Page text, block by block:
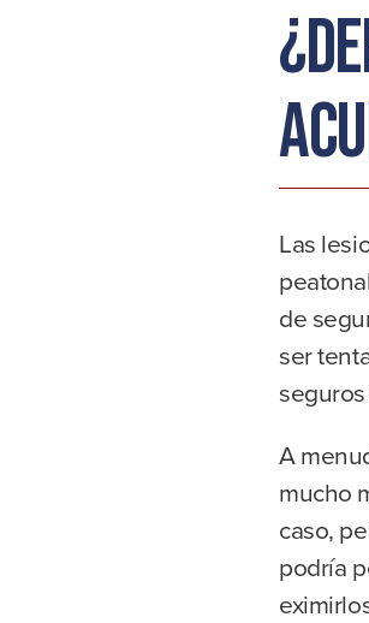
Las
de
ser
A
mucho
caso,
podría